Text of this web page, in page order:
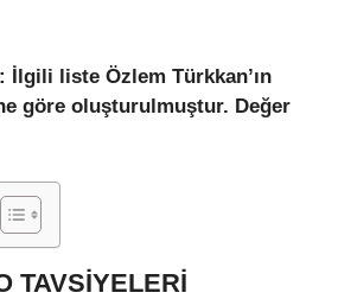
İlgili liste Özlem Türkkan’ın
göre oluşturulmuştur. Değer
TAVSIYELERI